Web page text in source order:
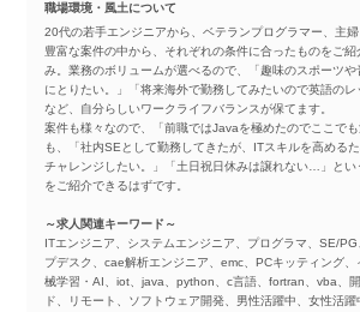
職場環境・風土について
20代の若手エンジニアから、ベテランプログラマー、主婦
豊富な案件の中から、それぞれの条件に合ったものをご
み。業務のボリュームが選べるので、「趣味のスポーツ
にとりたい。」「将来海外で勤務してみたいので英語のレ
など、自分らしいワークライフバランスが保てます。
案件も様々なので、「前職ではJavaを極めたのでここで
も、「社内SEとして勤務してきたが、ITスキルを高める
チャレンジしたい。」「土日祝日休みは譲れない…」とい
をご紹介できるはずです。
～求人関連キーワード～
ITエンジニア、システムエンジニア、プログラマ、SE/
プデスク、cae解析エンジニア、emc、PCキッティング
械学習・AI、iot、java、python、c言語、fortran、vba、
ド、リモート、ソフトウェア開発、男性活躍中、女性活